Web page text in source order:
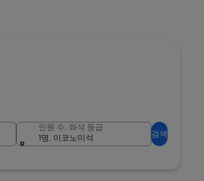
인원 수, 좌석 등급
1명, 이코노미석
검색